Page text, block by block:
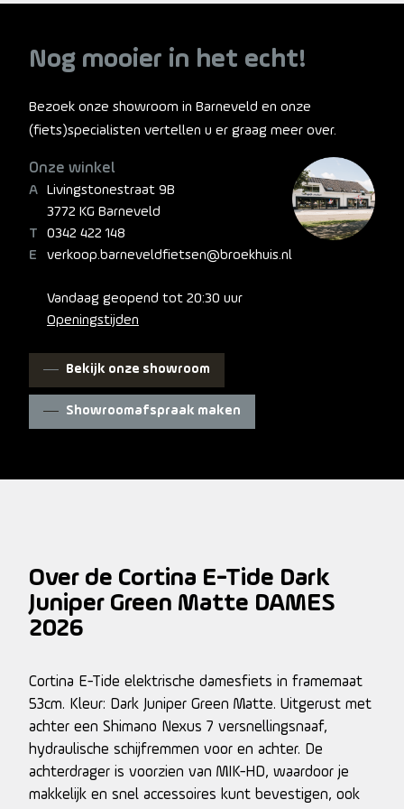
Nog mooier in het echt!
Bezoek onze showroom in Barneveld en onze
(fiets)specialisten vertellen u er graag meer over.
Onze winkel
Livingstonestraat 9B
3772 KG Barneveld
0342 422 148
verkoop.barneveldfietsen@broekhuis.nl
Vandaag geopend tot 20:30 uur
Openingstijden
Bekijk onze showroom
Showroomafspraak maken
Over de Cortina E-Tide Dark
Juniper Green Matte DAMES
2026
Cortina E-Tide elektrische damesfiets in framemaat
53cm. Kleur: Dark Juniper Green Matte. Uitgerust met
achter een Shimano Nexus 7 versnellingsnaaf,
hydraulische schijfremmen voor en achter. De
achterdrager is voorzien van MIK-HD, waardoor je
makkelijk en snel accessoires kunt bevestigen, ook